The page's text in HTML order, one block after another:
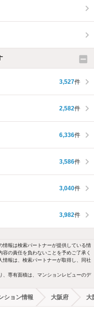
3,527件
2,582件
6,336件
3,586件
3,040件
3,982件
情報は検索パートナーが提供している情
の責任を負わないことを予めご了承く
情報は、検索パートナーが取得し、同社
、専有面積は、マンションレビューのデ
ション情報 大阪府 大